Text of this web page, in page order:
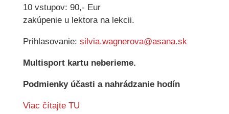
10 vstupov: 90,- Eur
zakúpenie u lektora na lekcii.
Prihlasovanie: silvia.wagnerova@asana.sk
Multisport kartu neberieme.
Podmienky účasti a nahrádzanie hodín
Viac čítajte TU